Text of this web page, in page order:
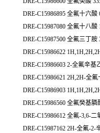
DRE-C15986895 全氟十六酸
DRE-C15987080 全氟十八酸
DRE-C15987500 全氟三丁胺
DRE-C15986622
DRE-C15986603 2-全氟辛基
DRE-C15986621 2H,2H-全
DRE-C15986903
DRE-C15986560 全氟癸基膦
DRE-C15986612 全氟-3,6-二
DRE-C15987162 2H-全氟-2-